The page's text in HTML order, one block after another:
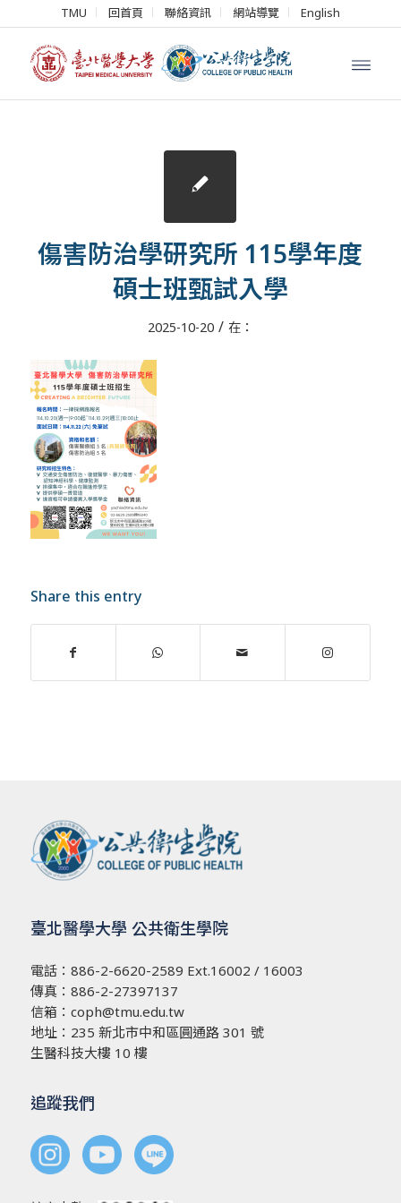
TMU 回首頁 聯絡資訊 網站導覽 English
傷害防治學研究所 115學年度
碩士班甄試入學
2025-10-20 / 在：
Share this entry
臺北醫學大學 公共衛生學院
電話： 886-2-6620-2589 Ext.16002 / 16003
傳真：886-2-27397137
信箱： coph@tmu.edu.tw
地址： 235 新北市中和區圓通路 301 號
生醫科技大樓 10 樓
追蹤我們